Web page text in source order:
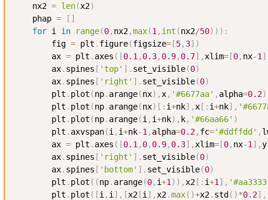
    nx2
= len(x2)
    phap
= [ ]
for i in range(0, nx2,max(1 , int (nx2/50) ) ) :
        fig
= plt . figure(figsize= [5, 3] )
        ax
= plt . axes ( [0.1 , 0.3, 0.9, 0.7] , xlim= [0, nx-1 ]
        ax
. spines [ 'top' ] . set_visible(0)
        ax
. spines [ 'right' ] . set_visible(0)
        plt
. plot (np. arange(nx) , x, '#6677aa' , alpha=0.2)
        plt
. plot (np. arange(nx) [ : i+nk] , x [ : i+nk] ,
        plt
. plot (np. arange(i , i+nk) , k, '#66aa66' )
        plt
. axvspan(i , i+nk-1 , alpha=0.2, fc='#ddffdd' ,
        ax
= plt . axes ( [0.1 , 0, 0.9, 0.3] , xlim= [0, nx-1 ] ,
        ax
. spines [ 'right' ] . set_visible(0)
        ax
. spines [ 'bottom' ] . set_visible(0)
        plt
. plot ( (np. arange(0, i+1 ) ) , x2 [ : i+1 ] ,
        plt
. plot ( [i , i ] , [x2 [i ] , x2.max( )+x2. std ( )*0.2] ,